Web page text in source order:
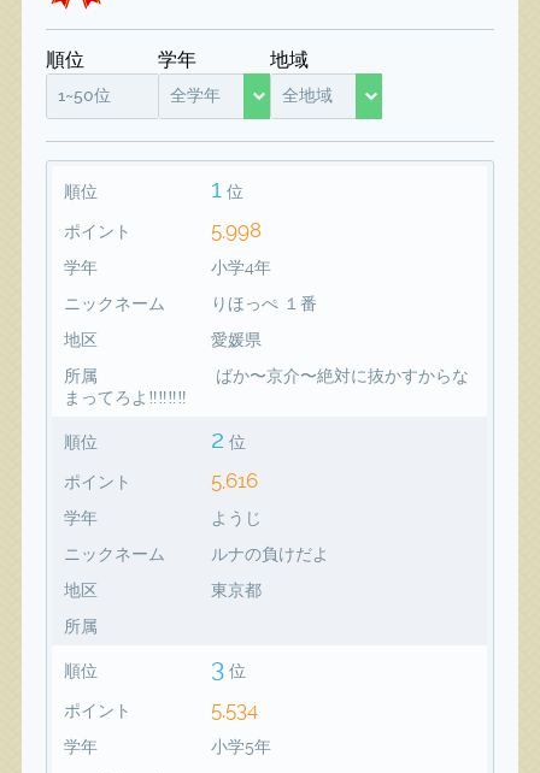
順位
1~50位
学年
全学年
地域
全地域
順位 1 位
ポイント 5,998
学年
小学4年
ニックネーム
りほっぺ １番
地区
愛媛県
所属
ばか〜京介〜絶対に抜かすからな
まってろよ‼️‼️‼️‼️
順位 2 位
ポイント 5,616
学年
ようじ
ニックネーム
ルナの負けだよ
地区
東京都
所属
順位 3 位
ポイント 5,534
学年
小学5年